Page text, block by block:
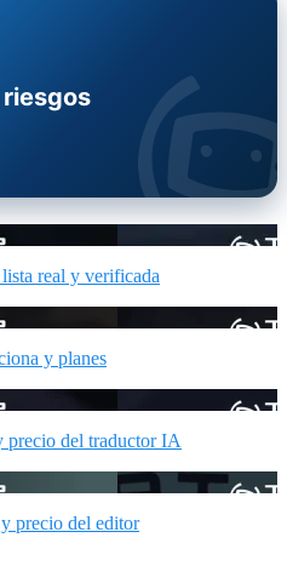
real y verificada
y planes
precio del traductor IA
precio del editor